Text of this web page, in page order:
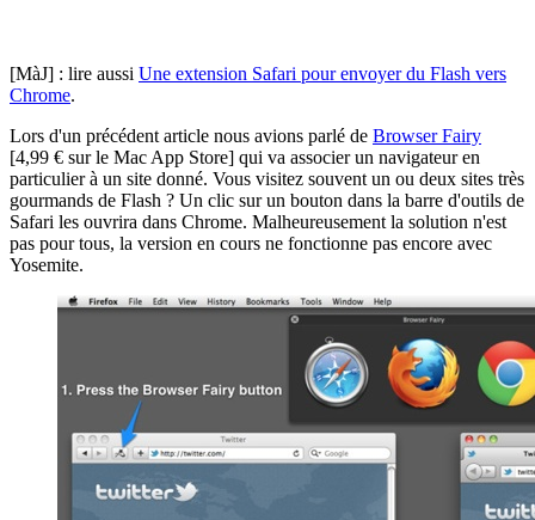
[MàJ] : lire aussi Une extension Safari pour envoyer du Flash vers
Chrome.
Lors d'un précédent article nous avions parlé de Browser Fairy
[4,99 € sur le Mac App Store] qui va associer un navigateur en
particulier à un site donné. Vous visitez souvent un ou deux sites très
gourmands de Flash ? Un clic sur un bouton dans la barre d'outils de
Safari les ouvrira dans Chrome. Malheureusement la solution n'est
pas pour tous, la version en cours ne fonctionne pas encore avec
Yosemite.